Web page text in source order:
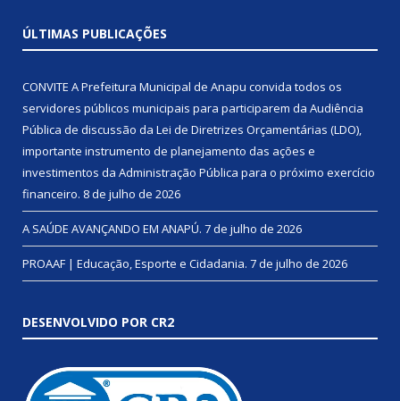
ÚLTIMAS PUBLICAÇÕES
CONVITE A Prefeitura Municipal de Anapu convida todos os
servidores públicos municipais para participarem da Audiência
Pública de discussão da Lei de Diretrizes Orçamentárias (LDO),
importante instrumento de planejamento das ações e
investimentos da Administração Pública para o próximo exercício
financeiro. 8 de julho de 2026
A SAÚDE AVANÇANDO EM ANAPÚ. 7 de julho de 2026
PROAAF | Educação, Esporte e Cidadania. 7 de julho de 2026
DESENVOLVIDO POR CR2